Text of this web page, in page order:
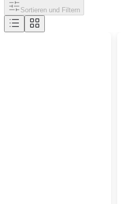
Sortieren und Filtern